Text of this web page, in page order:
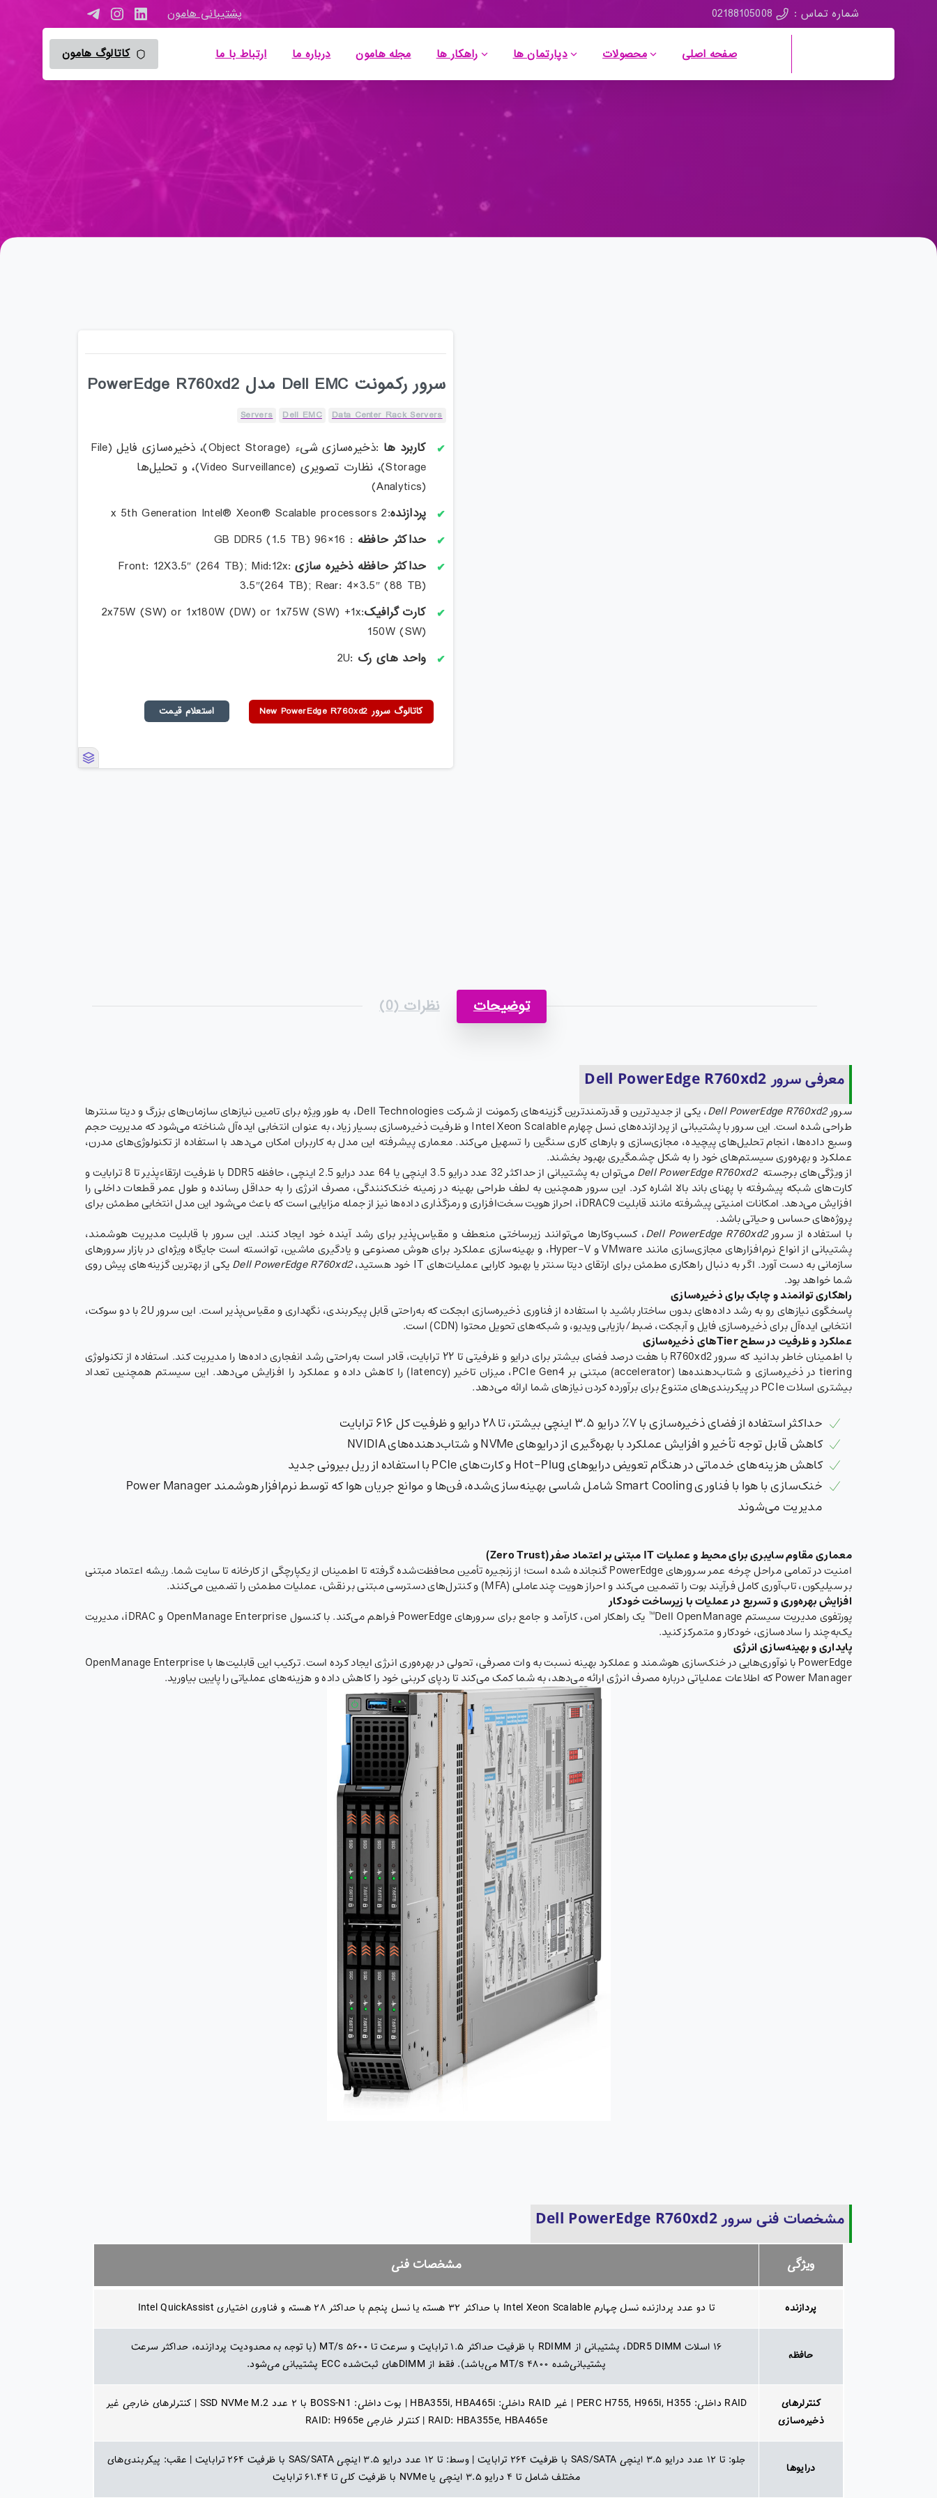
شماره تماس : 02188105008 پشتیبانی هامون
صفحه اصلی محصولات دپارتمان ها راهکار ها مجله هامون درباره ما ارتباط با ما کاتالوگ هامون
سرور رکمونت Dell EMC مدل PowerEdge R760xd2
Data Center Rack Servers
Dell EMC
Servers
کاربرد ها
:ذخیره‌سازی شیء (Object Storage)، ذخیره‌سازی فایل (File
Storage)، نظارت تصویری (Video Surveillance)، و تحلیل‌ها
(Analytics)
پردازنده:2 x 5th Generation Intel® Xeon® Scalable processors
حداکثر حافظه : 16×96 GB DDR5 (1.5 TB)
حداکثر حافظه ذخیره سازی :Front: 12X3.5″ (264 TB); Mid:12x
3.5″(264 TB); Rear: 4×3.5″ (88 TB)
کارت گرافیک :2x75W (SW) or 1x180W (DW) or 1x75W (SW) +1x
150W (SW)
واحد های رک :2U
کاتالوگ سرور New PowerEdge R760xd2 استعلام قیمت
توضیحات نظرات (0)
معرفی سرور Dell PowerEdge R760xd2
سرورDell PowerEdge R760xd2
، یکی از جدیدترین و قدرتمندترین گزینه‌های رکمونت از شرکت Dell Technologies، به طور ویژه برای تامین نیازهای سازمان‌های بزرگ و دیتا سنترها
طراحی شده است. این سرور با پشتیبانی از پردازنده‌های نسل چهارم Intel Xeon Scalable و ظرفیت ذخیره‌سازی بسیار زیاد، به عنوان انتخابی ایده‌آل شناخته می‌شود که مدیریت حجم
وسیع داده‌ها، انجام تحلیل‌های پیچیده، مجازی‌سازی و بارهای کاری سنگین را تسهیل می‌کند. معماری پیشرفته این مدل به کاربران امکان می‌دهد با استفاده از تکنولوژی‌های مدرن،
عملکرد و بهره‌وری سیستم‌های خود را به شکل چشمگیری بهبود بخشند.
از ویژگی‌های برجستهDell PowerEdge R760xd2
می‌توان به پشتیبانی از حداکثر 32 عدد درایو 3.5 اینچی یا 64 عدد درایو 2.5 اینچی، حافظه DDR5 با ظرفیت ارتقاءپذیر تا 8 ترابایت و
کارت‌های شبکه پیشرفته با پهنای باند بالا اشاره کرد. این سرور همچنین به لطف طراحی بهینه در زمینه خنک‌کنندگی، مصرف انرژی را به حداقل رسانده و طول عمر قطعات داخلی را
افزایش می‌دهد. امکانات امنیتی پیشرفته مانند قابلیت iDRAC9، احراز هویت سخت‌افزاری و رمزگذاری داده‌ها نیز از جمله مزایایی است که باعث می‌شود این مدل انتخابی مطمئن برای
پروژه‌های حساس و حیاتی باشد.
با استفاده از سرورDell PowerEdge R760xd2، کسب‌وکارها می‌توانند زیرساختی منعطف و مقیاس‌پذیر برای رشد آینده خود ایجاد کنند. این سرور با قابلیت مدیریت هوشمند،
پشتیبانی از انواع نرم‌افزارهای مجازی‌سازی مانند VMware و Hyper-V، و بهینه‌سازی عملکرد برای هوش مصنوعی و یادگیری ماشین، توانسته است جایگاه ویژه‌ای در بازار سرورهای
سازمانی به دست آورد. اگر به دنبال راهکاری مطمئن برای ارتقای دیتا سنتر یا بهبود کارایی عملیات‌های IT خود هستید،
Dell PowerEdge R760xd2یکی از بهترین گزینه‌های پیش روی
شما خواهد بود.
راهکاری توانمند و چابک برای ذخیره‌سازی
پاسخگوی نیازهای رو به رشد داده‌های بدون ساختار باشید با استفاده از فناوری ذخیره‌سازی ابجکت که به‌راحتی قابل پیکربندی، نگهداری و مقیاس‌پذیر است. این سرور 2U با دو سوکت،
انتخابی ایده‌آل برای ذخیره‌سازی فایل و آبجکت، ضبط/بازیابی ویدیو، و شبکه‌های تحویل محتوا (CDN) است.
عملکرد و ظرفیت در سطح Tierهای ذخیره‌سازی
با اطمینان خاطر بدانید که سرور R760xd2 با هفت درصد فضای بیشتر برای درایو و ظرفیتی تا ۲۲ ترابایت، قادر است به‌راحتی رشد انفجاری داده‌ها را مدیریت کند. استفاده از تکنولوژی
tiering در ذخیره‌سازی و شتاب‌دهنده‌ها (accelerator) مبتنی بر PCIe Gen4، میزان تاخیر (latency) را کاهش داده و عملکرد را افزایش می‌دهد. این سیستم همچنین تعداد
بیشتری اسلات PCIe در پیکربندی‌های متنوع برای برآورده کردن نیازهای شما ارائه می‌دهد.
حداکثر استفاده از فضای ذخیره‌سازی با ۷٪ درایو ۳.۵ اینچی بیشتر، تا ۲۸ درایو و ظرفیت کل ۶۱۶ ترابایت
کاهش قابل توجه تأخیر و افزایش عملکرد با بهره‌گیری از درایوهای NVMe و شتاب‌دهنده‌های NVIDIA
کاهش هزینه‌های خدماتی در هنگام تعویض درایوهای Hot-Plug و کارت‌های PCIe با استفاده از ریل بیرونی جدید
خنک‌سازی با هوا با فناوری Smart Cooling شامل شاسی بهینه‌سازی‌شده، فن‌ها و موانع جریان هوا که توسط نرم‌افزار هوشمند Power Manager
مدیریت می‌شوند
معماری مقاوم سایبری برای محیط و عملیات IT مبتنی بر اعتماد صفر (Zero Trust)
امنیت در تمامی مراحل چرخه عمر سرورهای PowerEdge گنجانده شده است؛ از زنجیره تأمین محافظت‌شده گرفته تا اطمینان از یکپارچگی از کارخانه تا سایت شما. ریشه اعتماد مبتنی
بر سیلیکون، تاب‌آوری کامل فرآیند بوت را تضمین می‌کند و احراز هویت چندعاملی (MFA) و کنترل‌های دسترسی مبتنی بر نقش، عملیات مطمئن را تضمین می‌کنند.
افزایش بهره‌وری و تسریع در عملیات با زیرساخت خودکار
پورتفوی مدیریت سیستم Dell OpenManage™ یک راهکار امن، کارآمد و جامع برای سرورهای PowerEdge فراهم می‌کند. با کنسول OpenManage Enterprise و iDRAC، مدیریت
یک‌به‌چند را ساده‌سازی، خودکار و متمرکز کنید.
پایداری و بهینه‌سازی انرژی
PowerEdge با نوآوری‌هایی در خنک‌سازی هوشمند و عملکرد بهینه نسبت به وات مصرفی، تحولی در بهره‌وری انرژی ایجاد کرده است. ترکیب این قابلیت‌ها با OpenManage Enterprise
Power Manager که اطلاعات عملیاتی درباره مصرف انرژی ارائه می‌دهد، به شما کمک می‌کند تا ردپای کربنی خود را کاهش داده و هزینه‌های عملیاتی را پایین بیاورید.
مشخصات فنی سرور Dell PowerEdge R760xd2
ویژگی مشخصات فنی
پردازنده تا دو عدد پردازنده نسل چهارم Intel Xeon Scalable با حداکثر ۳۲ هسته یا نسل پنجم با حداکثر ۲۸ هسته و فناوری اختیاری Intel QuickAssist
حافظه
۱۶ اسلات DDR5 DIMM، پشتیبانی از RDIMM با ظرفیت حداکثر ۱.۵ ترابایت و سرعت تا ۵۶۰۰ MT/s (با توجه به محدودیت پردازنده، حداکثر سرعت
پشتیبانی‌شده ۴۸۰۰ MT/s می‌باشد). فقط از DIMMهای ثبت‌شده ECC پشتیبانی می‌شود.
کنترلرهای
ذخیره‌سازی
RAID داخلی: PERC H755, H965i, H355 | غیر RAID داخلی: HBA355i, HBA465i | بوت داخلی: BOSS-N1 با ۲ عدد SSD NVMe M.2 | کنترلرهای خارجی غیر
RAID: HBA355e, HBA465e | کنترلر خارجی RAID: H965e
درایوها
جلو: تا ۱۲ عدد درایو ۳.۵ اینچی SAS/SATA با ظرفیت ۲۶۴ ترابایت | وسط: تا ۱۲ عدد درایو ۳.۵ اینچی SAS/SATA با ظرفیت ۲۶۴ ترابایت | عقب: پیکربندی‌های
مختلف شامل تا ۴ درایو ۳.۵ اینچی یا NVMe با ظرفیت کلی تا ۶۱.۴۴ ترابایت